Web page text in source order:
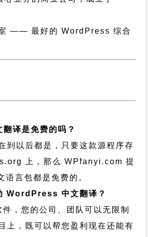
—— 最好的 WordPress 综合
译是免费的吗？
到以后都是，只要这款源程序存
上，那么 WPfanyi.com 提
言包都是免费的。
WordPress 中文翻译？
，您的公司、团队可以无限制
上，既可以帮您盈利现在还能有